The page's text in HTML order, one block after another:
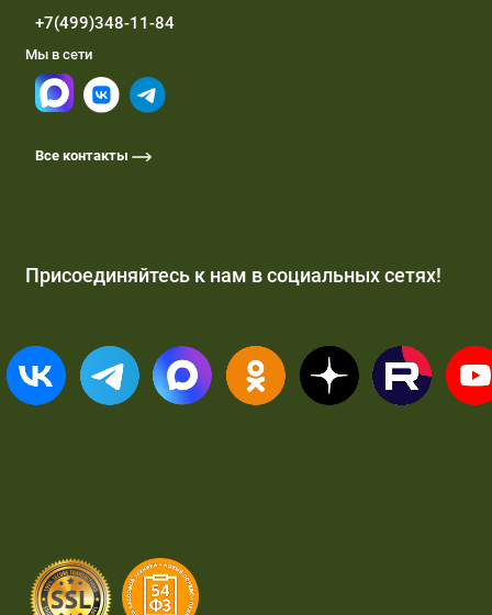
+7(499)348-11-84
Мы в сети
Все контакты
Присоединяйтесь к нам в социальных сетях!